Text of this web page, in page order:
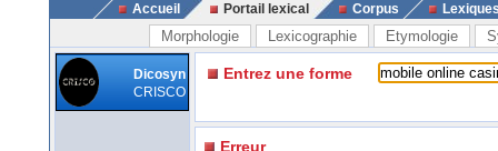
Accueil Portail lexical Corpus
Morphologie Lexicographie Etymologie
Dicosyn
CRISCO
Entrez une forme
Erreur